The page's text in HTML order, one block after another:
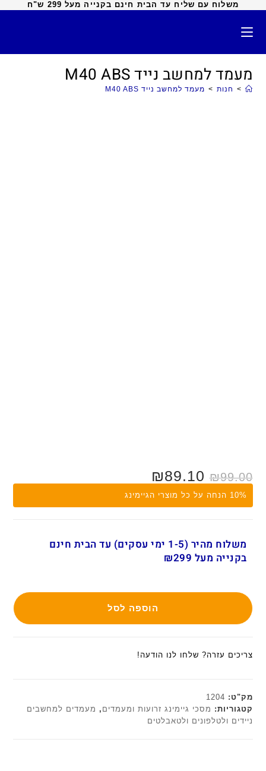
משלוח עם שליח עד הבית חינם בקנייה מעל 299 ש"ח
מעמד למחשב נייד M40 ABS
> חנות > מעמד למחשב נייד M40 ABS
₪99.00
₪89.10
10% הנחה על כל מוצרי הגיימינג
משלוח מהיר (1-5 ימי עסקים) עד הבית חינם
בקנייה מעל ₪299
הוספה לסל
צריכים עזרה? שלחו לנו הודעה!
מק"ט: 1204
קטגוריות: מסכי גיימינג זרועות ומעמדים , מעמדים למחשבים
ניידים ולטלפונים ולטאבלטים